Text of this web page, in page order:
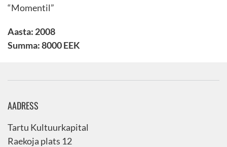
“Momentil”
Aasta: 2008
Summa: 8000 EEK
AADRESS
Tartu Kultuurkapital
Raekoja plats 12